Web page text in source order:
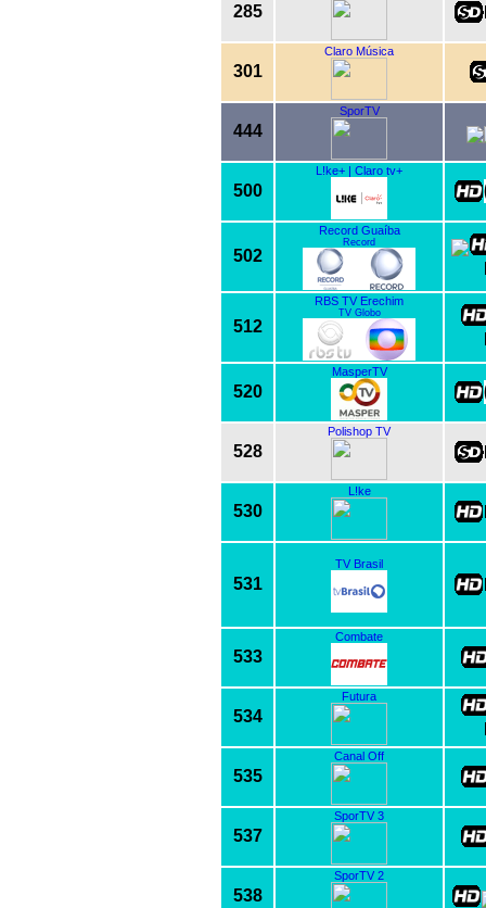
285
301
Claro Música
444
SporTV
500
L!ke+ | Claro tv+
502
Record Guaíba
Record
512
RBS TV Erechim
TV Globo
520
MasperTV
528
Polishop TV
530
L!ke
531
TV Brasil
533
Combate
534
Futura
535
Canal Off
537
SporTV 3
538
SporTV 2